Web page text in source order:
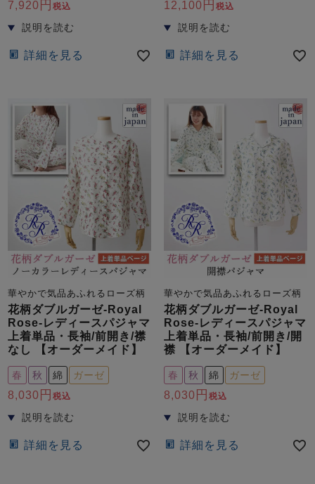
7,920 税込
詳細を見る
12,100 税込
詳細を見る
華やかで気品あふれるローズ柄
花柄ダブルガーゼ-Royal
Rose-レディースパジャマ
上着単品・長袖/前開き/襟
なし 【オーダーメイド】
春 秋 綿 ガーゼ
8,030 税込
詳細を見る
華やかで気品あふれるローズ柄
花柄ダブルガーゼ-Royal
Rose-レディースパジャマ
上着単品・長袖/前開き/開
襟 【オーダーメイド】
春 秋 綿 ガーゼ
8,030 税込
詳細を見る